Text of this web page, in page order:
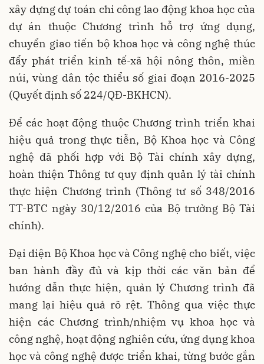
xây dựng dự toán chi công lao động khoa học của
dự án thuộc Chương trình hỗ trợ ứng dụng,
chuyển giao tiến bộ khoa học và công nghệ thúc
đẩy phát triển kinh tế-xã hội nông thôn, miền
núi, vùng dân tộc thiểu số giai đoạn 2016-2025
(Quyết định số 224/QĐ-BKHCN).
Để các hoạt động thuộc Chương trình triển khai
hiệu quả trong thực tiễn, Bộ Khoa học và Công
nghệ đã phối hợp với Bộ Tài chính xây dựng,
hoàn thiện Thông tư quy định quản lý tài chính
thực hiện Chương trình (Thông tư số 348/2016
TT-BTC ngày 30/12/2016 của Bộ trưởng Bộ Tài
chính).
Đại diện Bộ Khoa học và Công nghệ cho biết, việc
ban hành đầy đủ và kịp thời các văn bản để
hướng dẫn thực hiện, quản lý Chương trình đã
mang lại hiệu quả rõ rệt. Thông qua việc thực
hiện các Chương trình/nhiệm vụ khoa học và
công nghệ, hoạt động nghiên cứu, ứng dụng khoa
học và công nghệ được triển khai, từng bước gắn